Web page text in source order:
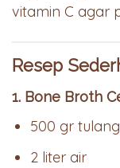
vitamin C agar
Resep
1. Bone Broth
500 gr
2 liter air